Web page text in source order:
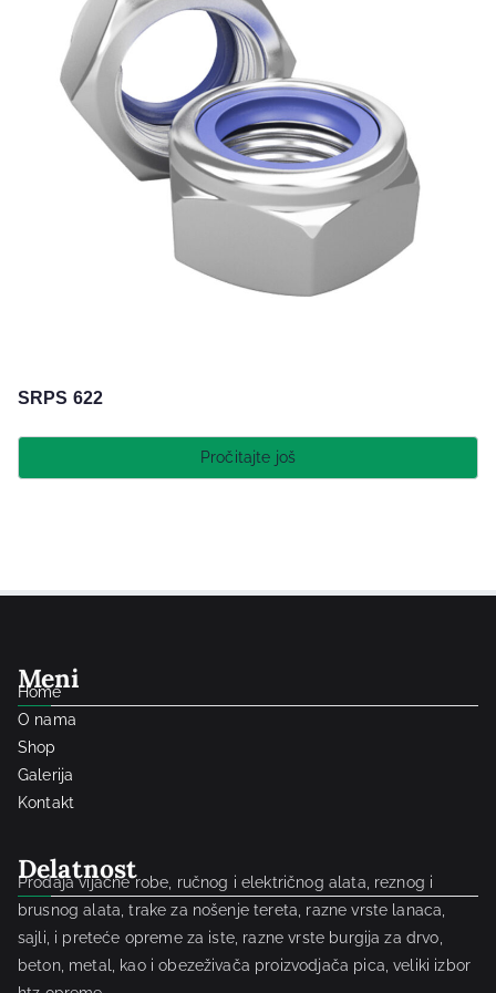
SRPS 622
Pročitajte još
Meni
Home
O nama
Shop
Galerija
Kontakt
Delatnost
Prodaja vijačne robe, ručnog i električnog alata, reznog i
brusnog alata, trake za nošenje tereta, razne vrste lanaca,
sajli, i preteće opreme za iste, razne vrste burgija za drvo,
beton, metal, kao i obezeživača proizvodjača pica, veliki izbor